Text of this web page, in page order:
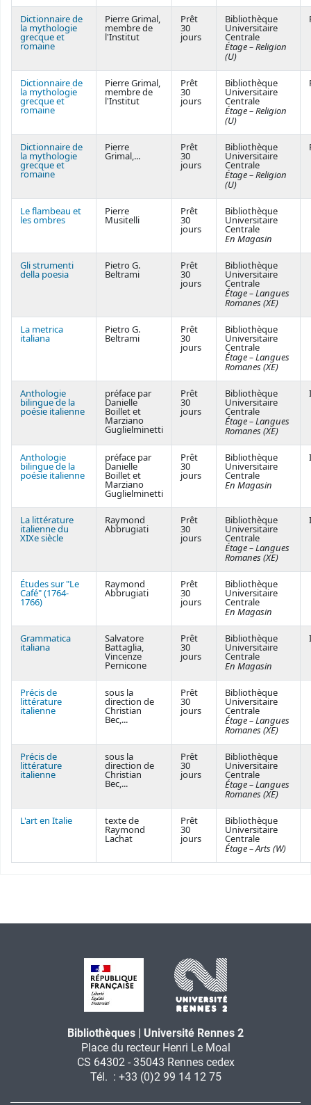
Dictionnaire de
la mythologie
grecque et
romaine
Pierre Grimal,
membre de
l'Institut
Prêt
30
jours
Bibliothèque
Universitaire
Centrale
Étage – Religion
(U)
Dictionnaire de
la mythologie
grecque et
romaine
Pierre Grimal,
membre de
l'Institut
Prêt
30
jours
Bibliothèque
Universitaire
Centrale
Étage – Religion
(U)
Dictionnaire de
la mythologie
grecque et
romaine
Pierre
Grimal,...
Prêt
30
jours
Bibliothèque
Universitaire
Centrale
Étage – Religion
(U)
Le flambeau et
les ombres
Pierre
Musitelli
Prêt
30
jours
Bibliothèque
Universitaire
Centrale
En Magasin
Gli strumenti
della poesia
Pietro G.
Beltrami
Prêt
30
jours
Bibliothèque
Universitaire
Centrale
Étage – Langues
Romanes (XE)
La metrica
italiana
Pietro G.
Beltrami
Prêt
30
jours
Bibliothèque
Universitaire
Centrale
Étage – Langues
Romanes (XE)
Anthologie
bilingue de la
poésie italienne
préface par
Danielle
Boillet et
Marziano
Guglielminetti
Prêt
30
jours
Bibliothèque
Universitaire
Centrale
Étage – Langues
Romanes (XE)
Anthologie
bilingue de la
poésie italienne
préface par
Danielle
Boillet et
Marziano
Guglielminetti
Prêt
30
jours
Bibliothèque
Universitaire
Centrale
En Magasin
La littérature
italienne du
XIXe siècle
Raymond
Abbrugiati
Prêt
30
jours
Bibliothèque
Universitaire
Centrale
Étage – Langues
Romanes (XE)
Études sur "Le
Café" (1764-
1766)
Raymond
Abbrugiati
Prêt
30
jours
Bibliothèque
Universitaire
Centrale
En Magasin
Grammatica
italiana
Salvatore
Battaglia,
Vincenze
Pernicone
Prêt
30
jours
Bibliothèque
Universitaire
Centrale
En Magasin
Précis de
littérature
italienne
sous la
direction de
Christian
Bec,...
Prêt
30
jours
Bibliothèque
Universitaire
Centrale
Étage – Langues
Romanes (XE)
Précis de
littérature
italienne
sous la
direction de
Christian
Bec,...
Prêt
30
jours
Bibliothèque
Universitaire
Centrale
Étage – Langues
Romanes (XE)
L'art en Italie texte de
Raymond
Lachat
Prêt
30
jours
Bibliothèque
Universitaire
Centrale
Étage – Arts (W)
Bibliothèques | Université Rennes 2
Place du recteur Henri Le Moal
CS 64302 - 35043 Rennes cedex
Tél. : +33 (0)2 99 14 12 75